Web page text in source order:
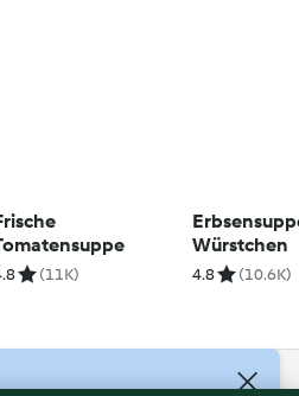
(11K)
Würstchen
4.8 (10.6K)
信息科技(上海)有限公司 版权所有